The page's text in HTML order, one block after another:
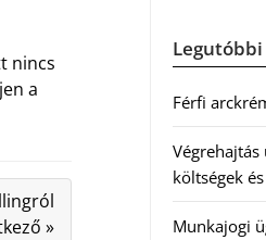
nincs
a
»
Férfi
költségek
Munkajogi